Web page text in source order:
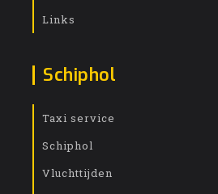
Links
Schiphol
Taxi service
Schiphol
Vluchttijden